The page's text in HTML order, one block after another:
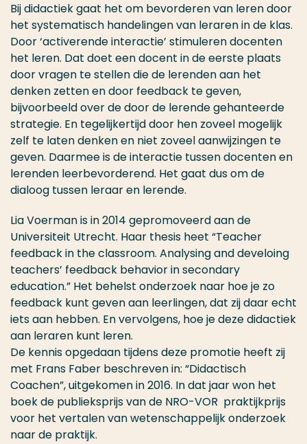
Bij didactiek gaat het om bevorderen van leren door
het systematisch handelingen van leraren in de klas.
Door ‘activerende interactie’ stimuleren docenten
het leren. Dat doet een docent in de eerste plaats
door vragen te stellen die de lerenden aan het
denken zetten en door feedback te geven,
bijvoorbeeld over de door de lerende gehanteerde
strategie. En tegelijkertijd door hen zoveel mogelijk
zelf te laten denken en niet zoveel aanwijzingen te
geven. Daarmee is de interactie tussen docenten en
lerenden leerbevorderend. Het gaat dus om de
dialoog tussen leraar en lerende.
Lia Voerman is in 2014 gepromoveerd aan de
Universiteit Utrecht. Haar thesis heet “Teacher
feedback in the classroom. Analysing and develoing
teachers’ feedback behavior in secondary
education.” Het behelst onderzoek naar hoe je zo
feedback kunt geven aan leerlingen, dat zij daar echt
iets aan hebben. En vervolgens, hoe je deze didactiek
aan leraren kunt leren.
De kennis opgedaan tijdens deze promotie heeft zij
met Frans Faber beschreven in: “Didactisch
Coachen”, uitgekomen in 2016. In dat jaar won het
boek de publieksprijs van de NRO-VOR praktijkprijs
voor het vertalen van wetenschappelijk onderzoek
naar de praktijk.